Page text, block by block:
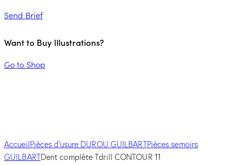
Send Brief
Want to Buy Illustrations?
Go to Shop
AccueilPièces d'usure DUROU GUILBARTPièces semoirs
GUILBARTDent complète Tdrill CONTOUR 11